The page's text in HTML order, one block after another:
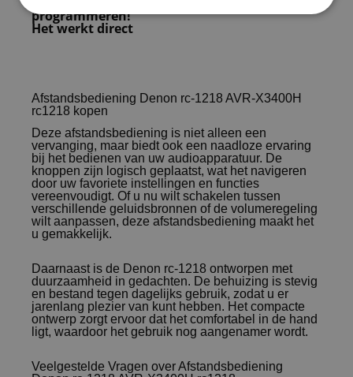
programmeren!
Het werkt direct
Afstandsbediening Denon rc-1218 AVR-X3400H
rc1218 kopen
Deze afstandsbediening is niet alleen een
vervanging, maar biedt ook een naadloze ervaring
bij het bedienen van uw audioapparatuur. De
knoppen zijn logisch geplaatst, wat het navigeren
door uw favoriete instellingen en functies
vereenvoudigt. Of u nu wilt schakelen tussen
verschillende geluidsbronnen of de volumeregeling
wilt aanpassen, deze afstandsbediening maakt het
u gemakkelijk.
Daarnaast is de Denon rc-1218 ontworpen met
duurzaamheid in gedachten. De behuizing is stevig
en bestand tegen dagelijks gebruik, zodat u er
jarenlang plezier van kunt hebben. Het compacte
ontwerp zorgt ervoor dat het comfortabel in de hand
ligt, waardoor het gebruik nog aangenamer wordt.
Veelgestelde Vragen over Afstandsbediening